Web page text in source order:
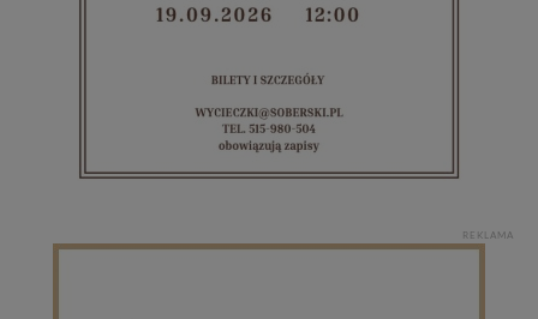
REKLAMA
zmieniać zakresu naszych uprawnień. Twoje dane są u
informacji uzyskach w naszejPolityce Prywatności
wyrażasz zgodę na przetwarzanie Twoich danych.
Nasz serwis nie wykorzystuje oraz nie udostępnia
Twoich danych jest elementem usługi (przekazanie